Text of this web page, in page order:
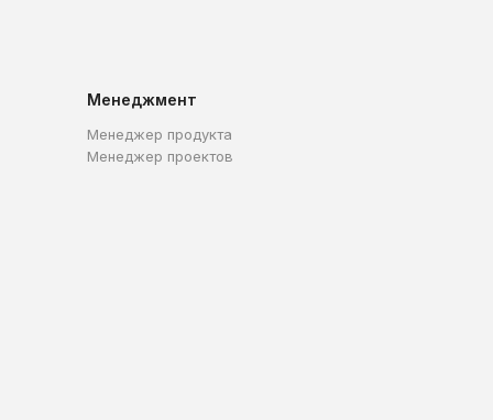
Менеджмент
Менеджер продукта
Менеджер проектов